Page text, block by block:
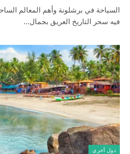
السياحة في برشلونة وأهم المعالم
فيه سحر التاريخ العريق بجمال…
دول أخرى